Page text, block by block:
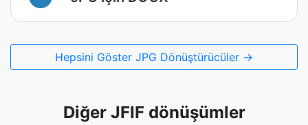
Hepsini Göster JPG Dönüştürücüler →
Diğer JFIF dönüşümler